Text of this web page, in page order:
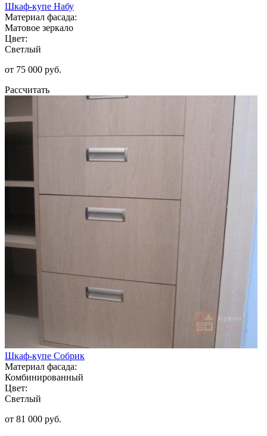
Шкаф-купе Набу
Материал фасада:
Матовое зеркало
Цвет:
Светлый
от 75 000 руб.
Рассчитать
Шкаф-купе Собрик
Материал фасада:
Комбинированный
Цвет:
Светлый
от 81 000 руб.